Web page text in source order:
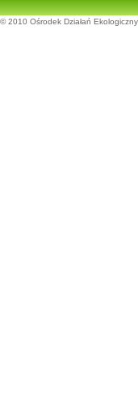
© 2010 Ośrodek Działań